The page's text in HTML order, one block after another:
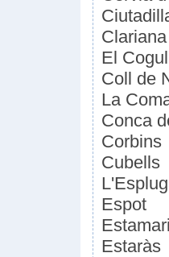
El Cogul
Coll de
La
Conca
Corbins
Cubells
Espot
Estaràs